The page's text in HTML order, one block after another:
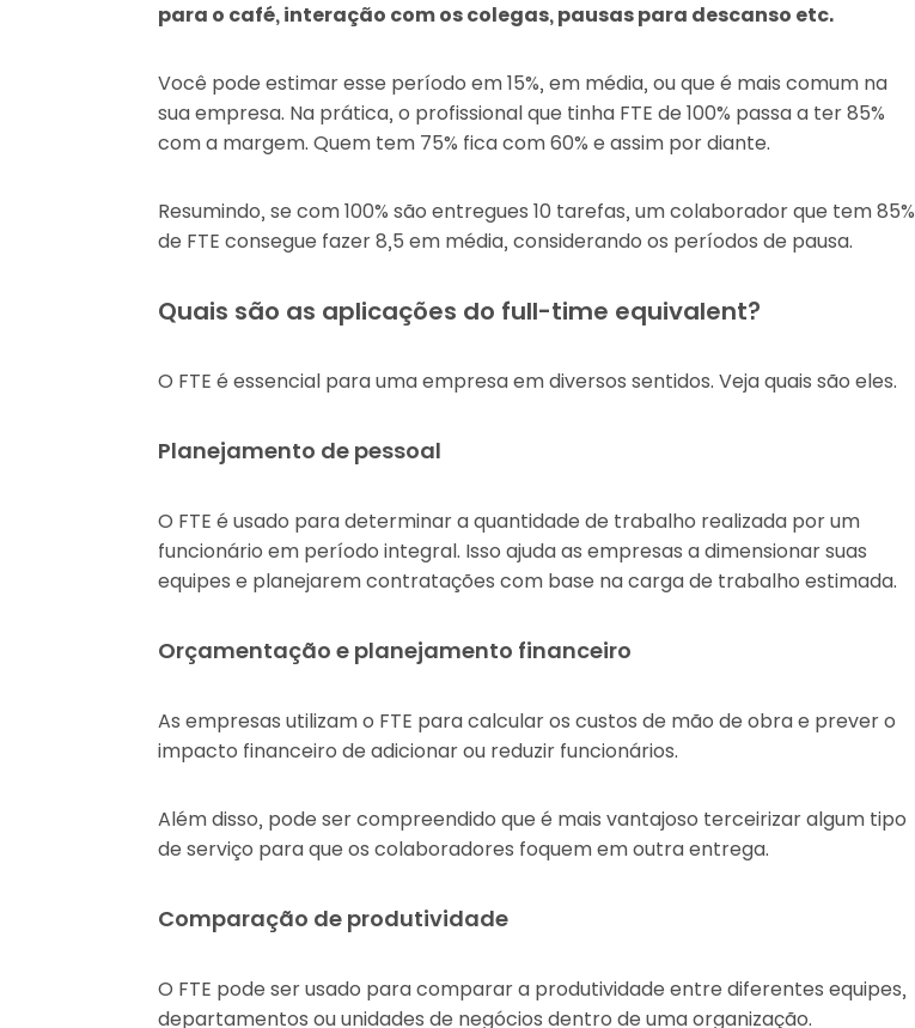
para o café, interação com os colegas, pausas para descanso etc.
Você pode estimar esse período em 15%, em média, ou que é mais comum na
sua empresa. Na prática, o profissional que tinha FTE de 100% passa a ter 85%
com a margem. Quem tem 75% fica com 60% e assim por diante.
Resumindo, se com 100% são entregues 10 tarefas, um colaborador que tem 85%
de FTE consegue fazer 8,5 em média, considerando os períodos de pausa.
Quais são as aplicações do full-time equivalent?
O FTE é essencial para uma empresa em diversos sentidos. Veja quais são eles.
Planejamento de pessoal
O FTE é usado para determinar a quantidade de trabalho realizada por um
funcionário em período integral. Isso ajuda as empresas a dimensionar suas
equipes e planejarem contratações com base na carga de trabalho estimada.
Orçamentação e planejamento financeiro
As empresas utilizam o FTE para calcular os custos de mão de obra e prever o
impacto financeiro de adicionar ou reduzir funcionários.
Além disso, pode ser compreendido que é mais vantajoso terceirizar algum tipo
de serviço para que os colaboradores foquem em outra entrega.
Comparação de produtividade
O FTE pode ser usado para comparar a produtividade entre diferentes equipes,
departamentos ou unidades de negócios dentro de uma organização.